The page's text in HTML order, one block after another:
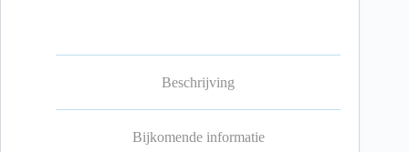
Beschrijving
Bijkomende informatie